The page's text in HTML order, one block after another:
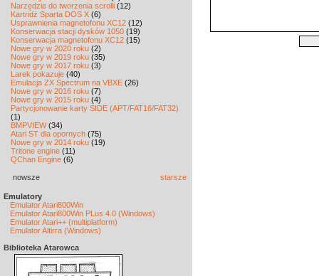
Narzędzie do tworzenia scrolli (12)
Kartridż Sparta DOS X (6)
Usprawnienia magnetofonu XC12 (12)
Konserwacja stacji dysków 1050 (19)
Konserwacja magnetofonu XC12 (15)
Nowe gry w 2020 roku (2)
Nowe gry w 2019 roku (35)
Nowe gry w 2017 roku (3)
Larek pokazuje (40)
Emulacja ZX Spectrum na VBXE (26)
Nowe gry w 2016 roku (7)
Nowe gry w 2015 roku (4)
Partycjonowanie karty SIDE (APT/FAT16/FAT32)
(1)
BMPVIEW(34)
Atari ST dla opornych (75)
Nowe gry w 2014 roku (19)
Tritone engine (11)
QChan Engine (6)
nowsze starsze
Emulatory
Emulator Atari800Win
Emulator Atari800Win PLus 4.0 (Windows)
Emulator Atari++ (multiplatform)
Emulator Altirra (Windows)
Biblioteka Atarowca